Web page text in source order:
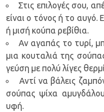
Στις επιλογές σου,
είναι ο τόνος ή το
ή μισή κούπα ρεβίθια.
Αν αγαπάς το τυρί,
μια κουταλιά της
γεύση με πολύ λίγες
Αντί να βάλεις
σούπας ψίχα
υφή.